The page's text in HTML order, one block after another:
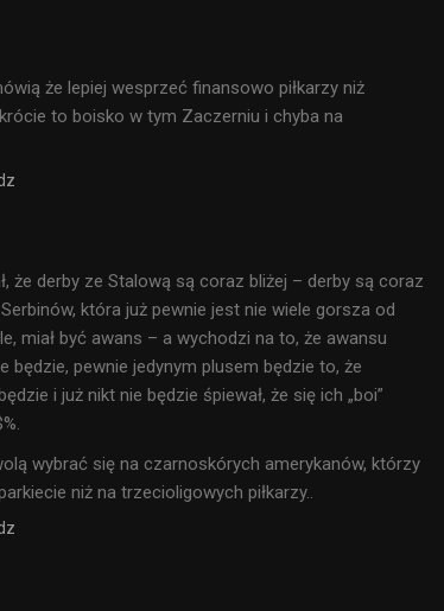
że lepiej wesprzeć finansowo piłkarzy niż
to boisko w tym Zaczerniu i chyba na
że derby ze Stalową są coraz bliżej – derby są coraz
która już pewnie jest nie wiele gorsza od
miał być awans – a wychodzi na to, że awansu
będzie, pewnie jedynym plusem będzie to, że
i już nikt nie będzie śpiewał, że się ich „boi”
wybrać się na czarnoskórych amerykanów, którzy
niż na trzecioligowych piłkarzy..